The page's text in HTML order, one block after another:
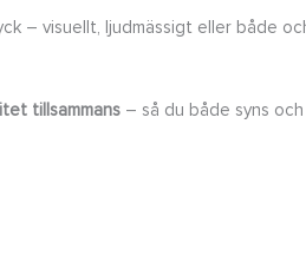
– visuellt, ljudmässigt eller både
tillsammans – så du både syns